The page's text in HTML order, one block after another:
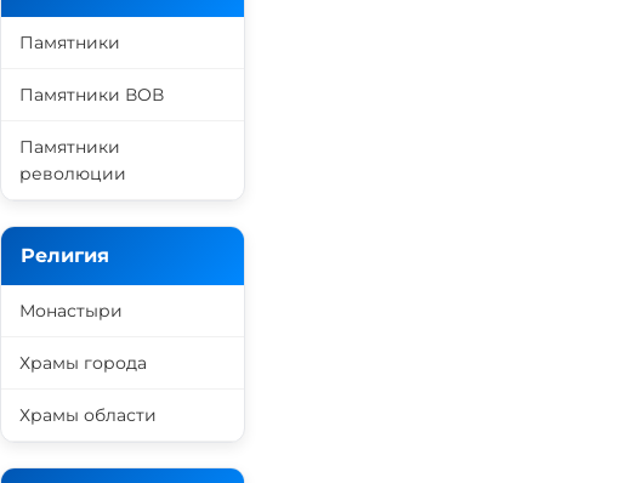
Памятники
Памятники ВОВ
Памятники
революции
Религия
Монастыри
Храмы города
Храмы области